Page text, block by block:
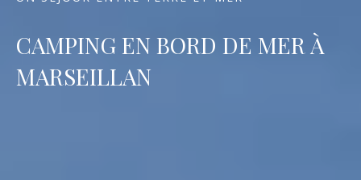
CAMPING EN BORD DE MER À
MARSEILLAN